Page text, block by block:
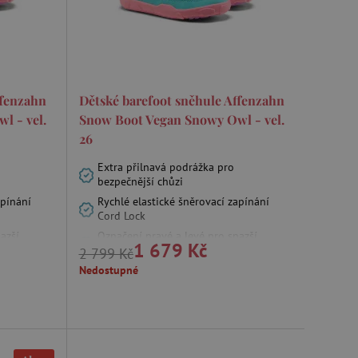
- vel.
Dětské barefoot sněhule Affenzahn
Snow Boot Vegan Snowy Owl - vel.
26
Extra přilnavá podrážka pro
bezpečnější chůzi
Rychlé elastické šněrovací zapínání
Cord Lock
Označení pravé a levé pro snazší
obouvání
2 799 Kč1 679 Kč
Nedostupné
použití CORS po
soubory cookie
založených na
identifikaci zařízení,
aby sledovala používání